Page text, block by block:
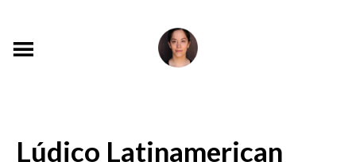
Lúdico Latinamerican